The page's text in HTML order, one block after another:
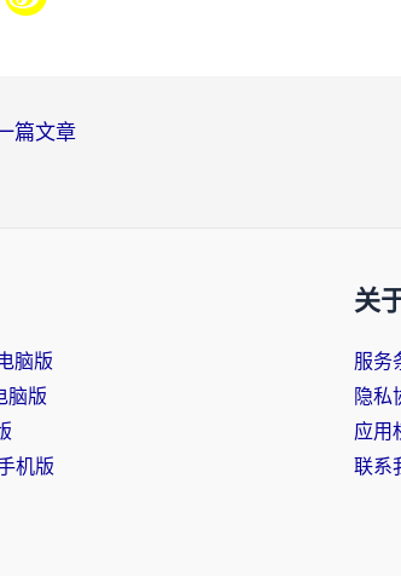
篇文章
脑版
脑版
机版
关
服务
隐私
应用
联系